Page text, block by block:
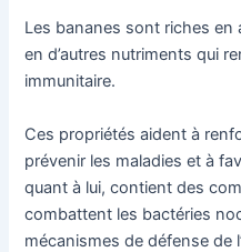
Les bananes sont riches
en d’autres nutriments qui
immunitaire.
Ces propriétés aident à
prévenir les maladies et à
quant à lui, contient des
combattent les bactéries
mécanismes de défense de